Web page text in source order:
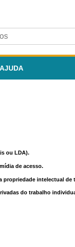
AJUDA
ou LDA).
de acesso.
propriedade intelectual de
do trabalho